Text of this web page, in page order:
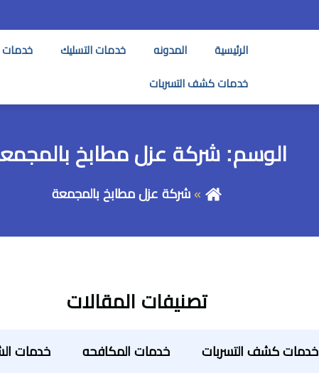
الرئيسية المدونه خدمات التسليك خدمات
خدمات كشف التسربات
الوسم:شركة عزل مطابخ
شركة عزل مطابخ بالمجمعة
تصنيفات المقالات
خدمات كشف التسربات خدمات المكافحه خدمات